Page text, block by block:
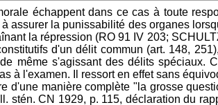
échappent dans ce cas à toute
assurer la punissabilité des organes
la répression (RO 91 IV 203;
d'un délit commun (art. 148,
même s'agissant des délits spéciaux.
à l'examen. Il ressort en effet sans
d'une manière complète "la grosse
stén. CN 1929, p. 115, déclaration du